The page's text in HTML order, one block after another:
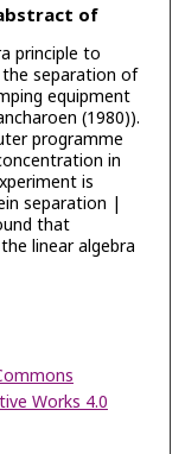
of
principle to
separation of
equipment
(1980)).
programme
in
is
separation |
that
linear algebra
Works 4.0